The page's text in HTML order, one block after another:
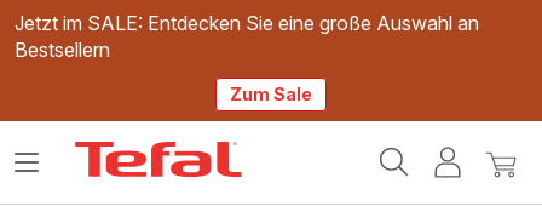
Jetzt im SALE: Entdecken Sie eine große Auswahl an
Bestsellern
Zum Sale
Mein
Mein
Das